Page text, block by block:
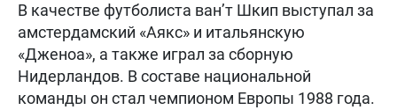
В качестве футболиста ван’т Шкип выступал за
амстердамский «Аякс» и итальянскую
«Дженоа», а также играл за сборную
Нидерландов. В составе национальной
команды он стал чемпионом Европы 1988 года.